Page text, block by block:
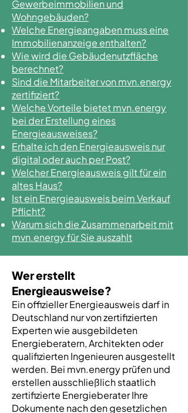
Gewerbeimmobilien und
Wohngebäuden?
Welche Energieangaben muss eine
Immobilienanzeige enthalten?
Wie wird die Gebäudenutzfläche
berechnet?
Sind die Mitarbeiter von mvn.energy
zertifiziert?
Welche Vorteile bietet mvn.energy
bei der Erstellung eines
Energieausweises?
Erhalte ich den Energieausweis nur
digital oder auch per Post?
Welcher Energieausweis gilt für ein
altes Haus?
Ist ein Energieausweis beim Verkauf
Pflicht?
Warum sich die Zusammenarbeit mit
mvn.energy für Sie auszahlt
Wer erstellt
Energieausweise?
Ein offizieller Energieausweis darf in
Deutschland nur von zertifizierten
Experten wie ausgebildeten
Energieberatern, Architekten oder
qualifizierten Ingenieuren ausgestellt
werden. Bei mvn.energy prüfen und
erstellen ausschließlich staatlich
zertifizierte Energieberater Ihre
Dokumente nach den gesetzlichen